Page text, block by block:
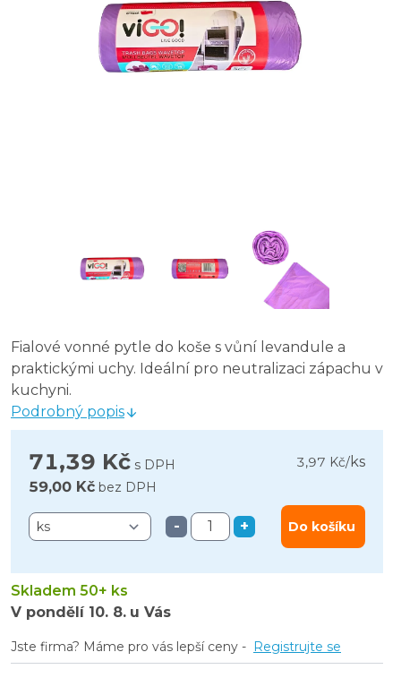
Fialové vonné pytle do koše s vůní levandule a
praktickými uchy. Ideální pro neutralizaci zápachu v
kuchyni.
Podrobný popis
71,39 Kč s DPH 3,97 Kč/ks
59,00 Kč bez DPH
- + Do košíku
Skladem 50+ ks
V pondělí 10. 8. u Vás
Jste firma? Máme pro vás lepší ceny - Registrujte se